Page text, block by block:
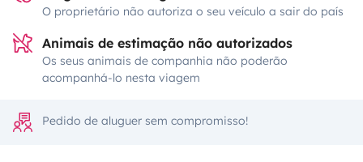
O proprietário não autoriza o seu veículo a sair do país
Animais de estimação não autorizados
Os seus animais de companhia não poderão
acompanhá-lo nesta viagem
Pedido de aluguer sem compromisso!